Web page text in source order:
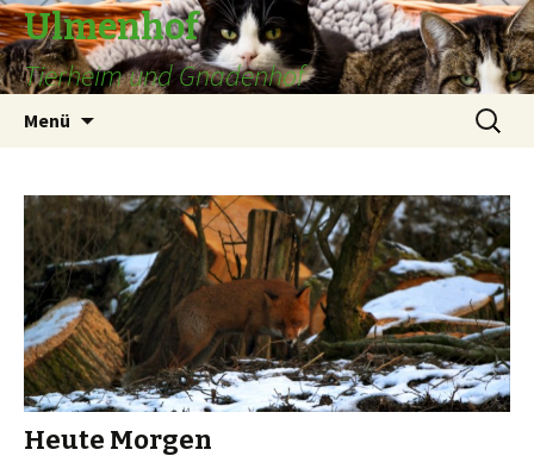
Ulmenhof
Tierheim und Gnadenhof
Menü
Suchen
nach:
Heute Morgen